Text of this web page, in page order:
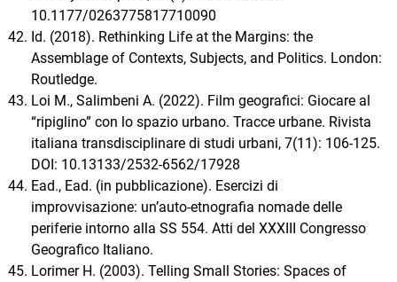
10.1177/0263775817710090
Id. (2018). Rethinking Life at the Margins: the
Assemblage of Contexts, Subjects, and Politics. London:
Routledge.
Loi M., Salimbeni A. (2022). Film geografici: Giocare al
“ripiglino” con lo spazio urbano. Tracce urbane. Rivista
italiana transdisciplinare di studi urbani, 7(11): 106-125.
DOI: 10.13133/2532-6562/17928
Ead., Ead. (in pubblicazione). Esercizi di
improvvisazione: un’auto-etnografia nomade delle
periferie intorno alla SS 554. Atti del XXXIII Congresso
Geografico Italiano.
Lorimer H. (2003). Telling Small Stories: Spaces of